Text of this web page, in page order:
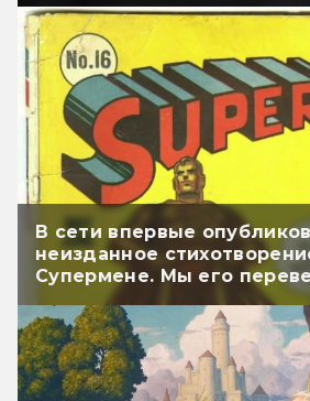
В сети впервые
неизданное
Супермене. Мы его